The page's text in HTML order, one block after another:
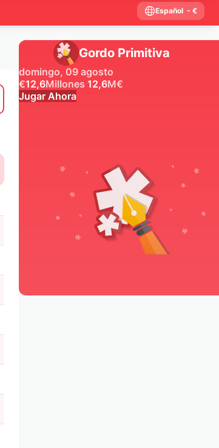
Español - €
Gordo Primitiva
domingo, 09 agosto
€12,6Millones 12,6M€
Jugar Ahora
2025 2023
2021
2018 2017 2016
2013 2012 2011 2010
2009
2006 2005